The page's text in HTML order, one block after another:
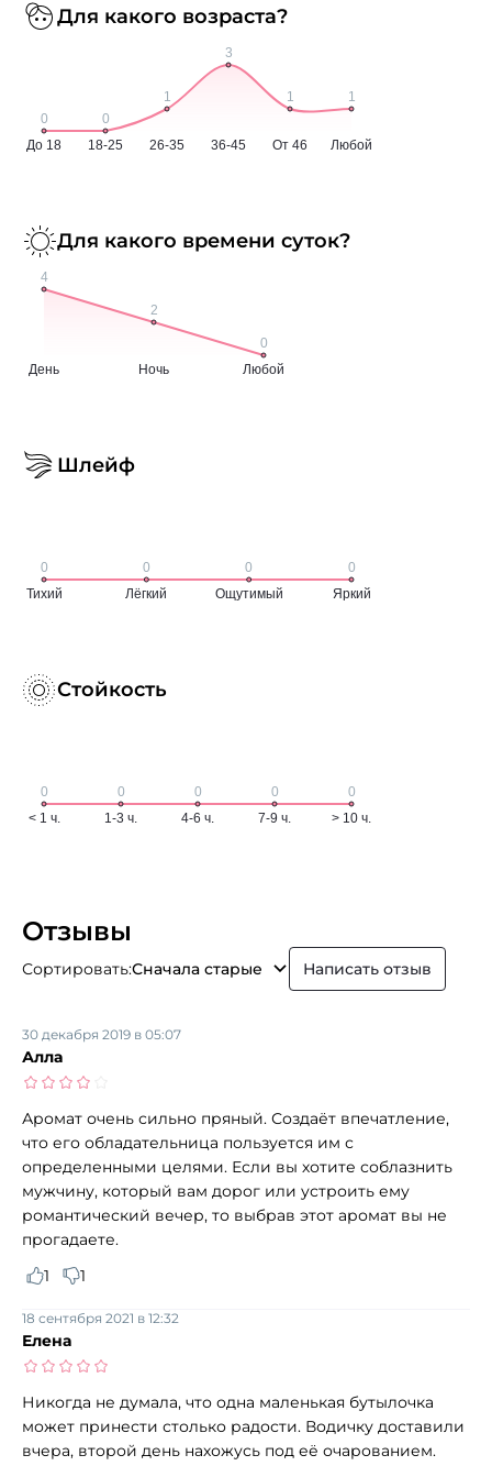
Для какого возраста?
Для какого времени суток?
Шлейф
Стойкость
Отзывы
Сортировать:Сначала старые Написать отзыв
Алла
30 декабря 2019 в 05:07
Аромат очень сильно пряный. Создаёт впечатление,
что его обладательница пользуется им с
определенными целями. Если вы хотите соблазнить
мужчину, который вам дорог или устроить ему
романтический вечер, то выбрав этот аромат вы не
прогадаете.
1
1
Елена
18 сентября 2021 в 12:32
Никогда не думала, что одна маленькая бутылочка
может принести столько радости. Водичку доставили
вчера, второй день нахожусь под её очарованием.